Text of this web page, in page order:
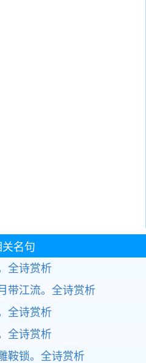
关名句
全诗赏析
带江流。 全诗赏析
全诗赏析
全诗赏析
鞍锁。 全诗赏析